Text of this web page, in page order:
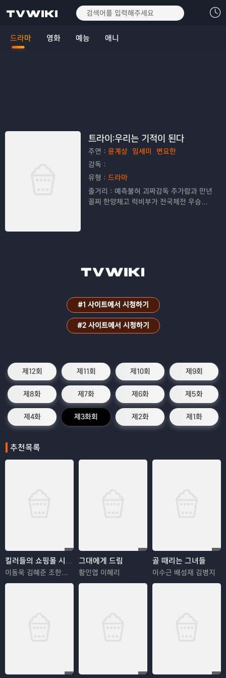
드라마 영화 예능 애니
트라이:우리는 기적이 된다
주연： 윤계상 임세미
변요한
감독：
유형： 드라마
줄거리： 예측불허 괴짜감독 주가람과 만년
꼴찌 한양체고 럭비부가 전국체전 우승을
#1 사이트에서 시청하기
#2 사이트에서 시청하기
제12회 제11회 제10회 제9회
제8화 제7화 제6화 제5화
제4화 제3화회 제2화 제1화
추천목록
킬러들의 쇼핑몰 시즌2
이동욱 김혜준 조한선 김해나
그대에게 드림
황인엽 이혜리
골 때리는 그녀들
이수근 배성재 김병지